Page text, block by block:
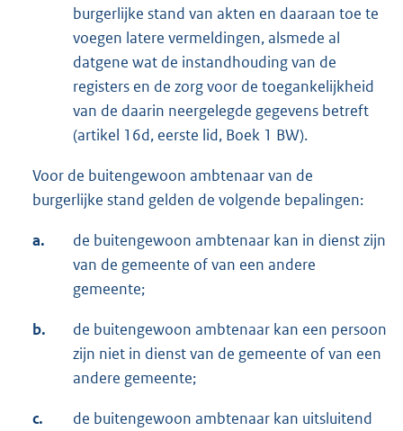
burgerlijke stand van akten en daaraan toe te
voegen latere vermeldingen, alsmede al
datgene wat de instandhouding van de
registers en de zorg voor de toegankelijkheid
van de daarin neergelegde gegevens betreft
(artikel 16d, eerste lid, Boek 1 BW).
Voor de buitengewoon ambtenaar van de
burgerlijke stand gelden de volgende bepalingen:
a.
de buitengewoon ambtenaar kan in dienst zijn
van de gemeente of van een andere
gemeente;
b.
de buitengewoon ambtenaar kan een persoon
zijn niet in dienst van de gemeente of van een
andere gemeente;
c.
de buitengewoon ambtenaar kan uitsluitend